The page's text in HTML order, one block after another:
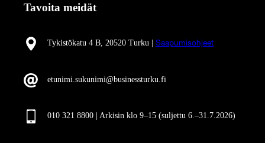
Tavoita meidät
Tykistökatu 4 B, 20520 Turku | Saapumisohjeet
etunimi.sukunimi@businessturku.fi
010 321 8800 | Arkisin klo 9–15 (suljettu 6.–31.7.2026)